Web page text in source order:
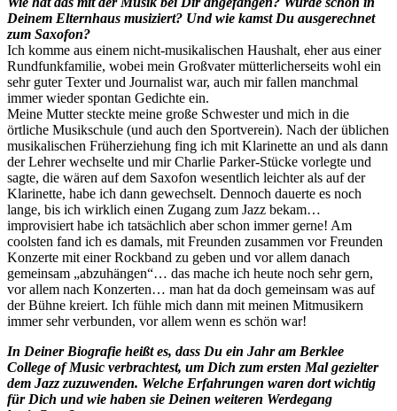
Deinem Elternhaus musiziert? Und wie kamst Du ausgerechnet
zum Saxofon?
Ich komme aus einem nicht-musikalischen Haushalt, eher aus einer
Rundfunkfamilie, wobei mein Großvater mütterlicherseits wohl ein
sehr guter Texter und Journalist war, auch mir fallen manchmal
immer wieder spontan Gedichte ein.
Meine Mutter steckte meine große Schwester und mich in die
örtliche Musikschule (und auch den Sportverein). Nach der üblichen
musikalischen Früherziehung fing ich mit Klarinette an und als dann
der Lehrer wechselte und mir Charlie Parker-Stücke vorlegte und
sagte, die wären auf dem Saxofon wesentlich leichter als auf der
Klarinette, habe ich dann gewechselt. Dennoch dauerte es noch
lange, bis ich wirklich einen Zugang zum Jazz bekam…
improvisiert habe ich tatsächlich aber schon immer gerne! Am
coolsten fand ich es damals, mit Freunden zusammen vor Freunden
Konzerte mit einer Rockband zu geben und vor allem danach
gemeinsam „abzuhängen“… das mache ich heute noch sehr gern,
vor allem nach Konzerten… man hat da doch gemeinsam was auf
der Bühne kreiert. Ich fühle mich dann mit meinen Mitmusikern
immer sehr verbunden, vor allem wenn es schön war!
In Deiner Biografie heißt es, dass Du ein Jahr am Berklee
College of Music verbrachtest, um Dich zum ersten Mal gezielter
dem Jazz zuzuwenden. Welche Erfahrungen waren dort wichtig
für Dich und wie haben sie Deinen weiteren Werdegang